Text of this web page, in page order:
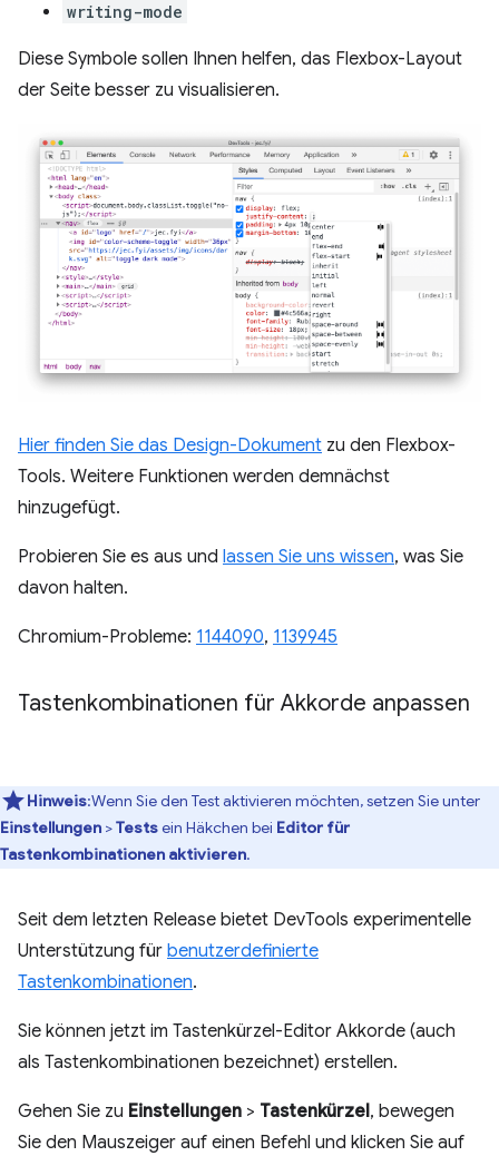
writing-mode
Diese Symbole sollen Ihnen helfen, das Flexbox-Layout
der Seite besser zu visualisieren.
Hier finden Sie das Design-Dokument zu den Flexbox-
Tools. Weitere Funktionen werden demnächst
hinzugefügt.
Probieren Sie es aus und lassen Sie uns wissen, was Sie
davon halten.
Chromium-Probleme: 1144090, 1139945
Tastenkombinationen für Akkorde anpassen
Hinweis:Wenn Sie den Test aktivieren möchten, setzen Sie unter
Einstellungen >Testsein Häkchen bei Editor für
Tastenkombinationen aktivieren.
Seit dem letzten Release bietet DevTools experimentelle
Unterstützung für benutzerdefinierte
Tastenkombinationen.
Sie können jetzt im Tastenkürzel-Editor Akkorde (auch
als Tastenkombinationen bezeichnet) erstellen.
Gehen Sie zu Einstellungen > Tastenkürzel, bewegen
Sie den Mauszeiger auf einen Befehl und klicken Sie auf